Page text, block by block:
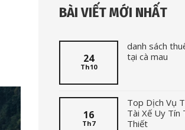
BÀI VIẾT MỚI NHẤT
24
Th10
danh sách
tại cà mau
16
Th7
Top Dịch Vụ
Tài Xế Uy Tín
Thiết